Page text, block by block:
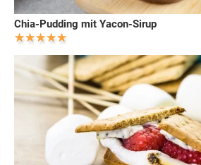
Chia-Pudding mit Yacon-Sirup